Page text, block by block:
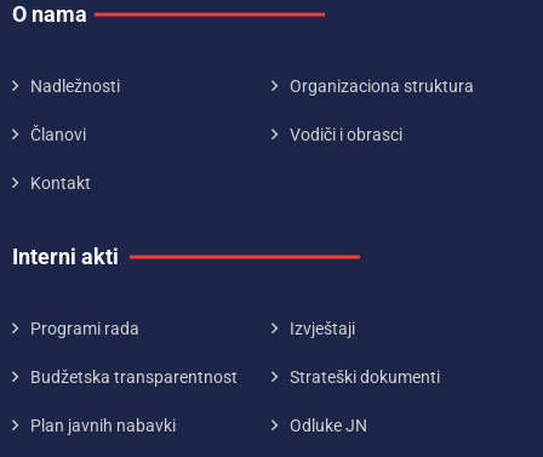
O nama
Nadležnosti Organizaciona struktura
Članovi Vodiči i obrasci
Kontakt
Interni akti
Programi rada Izvještaji
Budžetska transparentnost Strateški dokumenti
Plan javnih nabavki Odluke JN